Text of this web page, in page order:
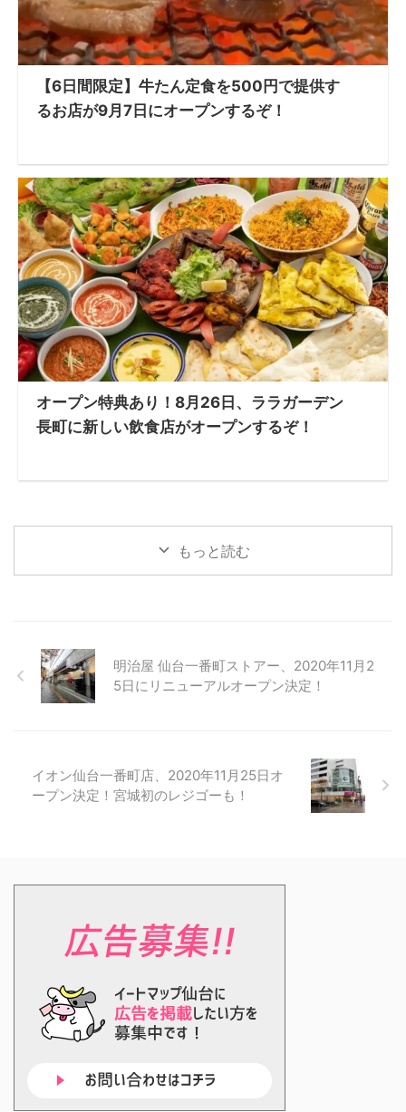
【6日間限定】牛たん定食を500円で提供す
るお店が9月7日にオープンするぞ！
オープン特典あり！8月26日、ララガーデン
長町に新しい飲食店がオープンするぞ！
もっと読む
明治屋 仙台一番町ストアー、2020年11月2
5日にリニューアルオープン決定！
イオン仙台一番町店、2020年11月25日オ
ープン決定！宮城初のレジゴーも！